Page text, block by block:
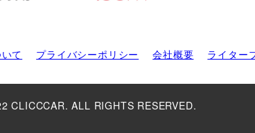
て プライバシーポリシー 会社概要 ライター
CLICCCAR. ALL RIGHTS RESERVED.